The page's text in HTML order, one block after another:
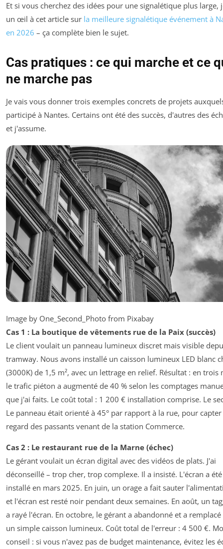
Et si vous cherchez des idées pour une signalétique plus large,
un œil à cet article sur la meilleure signalétique événement à
en 2026 – ça complète bien le sujet.
Cas pratiques : ce qui marche et ce
ne marche pas
Je vais vous donner trois exemples concrets de projets
participé à Nantes. Certains ont été des succès, d'autres des
et j'assume.
Image by One_Second_Photo from Pixabay
Cas 1 : La boutique de vêtements rue de la Paix (succès)
Le client voulait un panneau lumineux discret mais visible
tramway. Nous avons installé un caisson lumineux LED blanc
(3000K) de 1,5 m², avec un lettrage en relief. Résultat : en trois
le trafic piéton a augmenté de 40 % selon les comptages
que j'ai faits. Le coût total : 1 200 € installation comprise. Le
Le panneau était orienté à 45° par rapport à la rue, pour
regard des passants venant de la station Commerce.
Cas 2 : Le restaurant rue de la Marne (échec)
Le gérant voulait un écran digital avec des vidéos de plats. J'ai
déconseillé – trop cher, trop complexe. Il a insisté. L'écran a été
installé en mars 2025. En juin, un orage a fait sauter
et l'écran est resté noir pendant deux semaines. En août, un
a rayé l'écran. En octobre, le gérant a abandonné et a
un simple caisson lumineux. Coût total de l'erreur : 4 500 €.
conseil : si vous n'avez pas de budget maintenance, évitez les